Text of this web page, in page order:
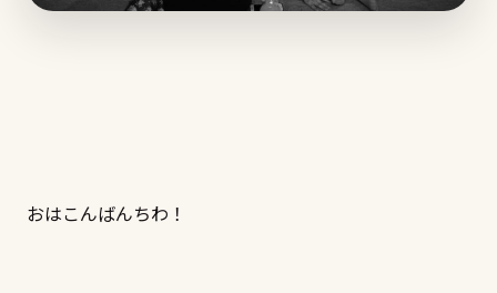
おはこんばんちわ！